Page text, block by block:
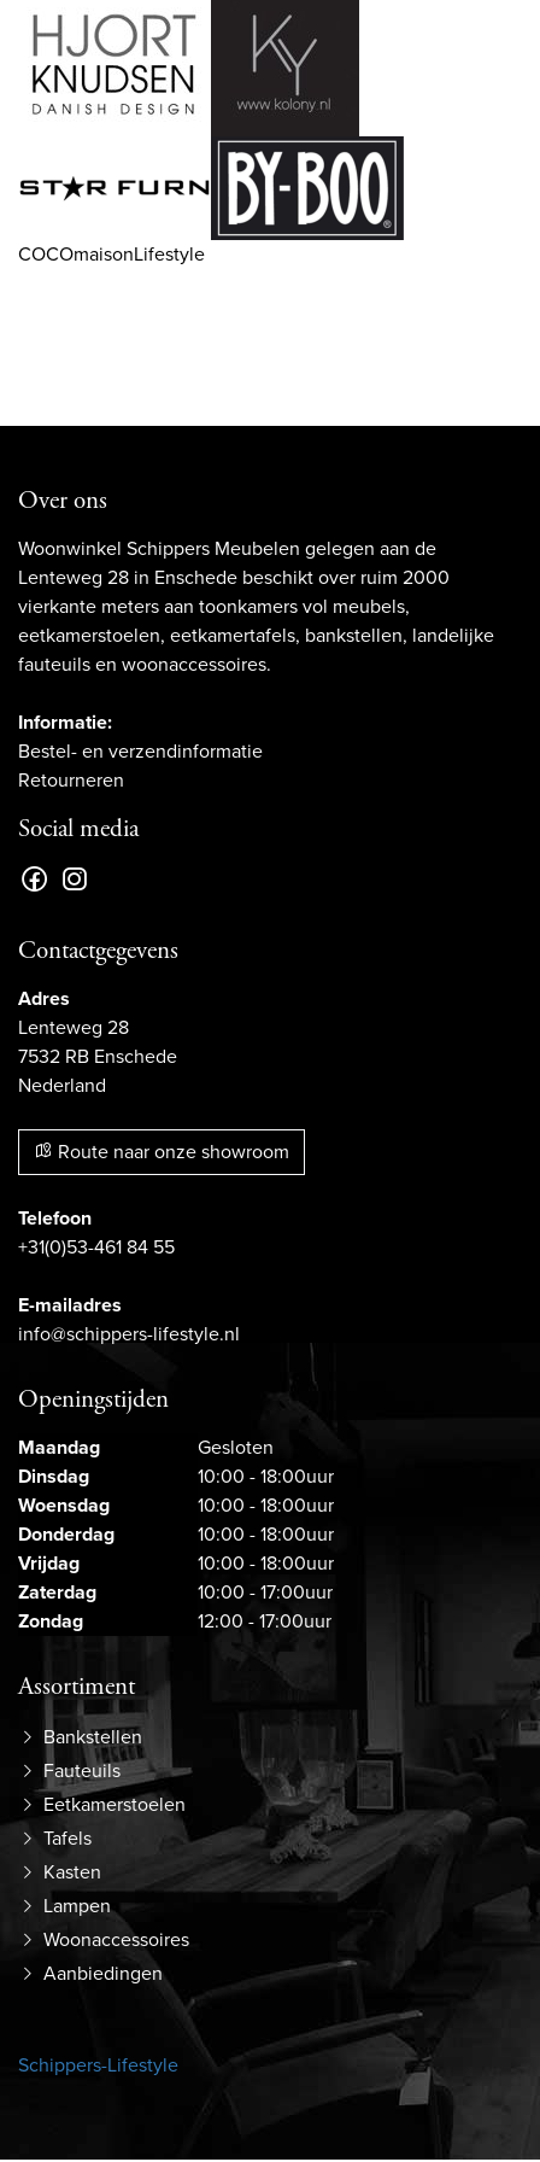
COCOmaisonLifestyle
Over ons
Woonwinkel Schippers Meubelen gelegen aan de
Lenteweg 28 in Enschede beschikt over ruim 2000
vierkante meters aan toonkamers vol meubels,
eetkamerstoelen, eetkamertafels, bankstellen, landelijke
fauteuils en woonaccessoires.
Informatie:
Bestel- en verzendinformatie
Retourneren
Social media
Contactgegevens
Adres
Lenteweg 28
7532 RB Enschede
Nederland
Route naar onze showroom
Telefoon
+31(0)53-461 84 55
E-mailadres
info@schippers-lifestyle.nl
Openingstijden
Maandag
Gesloten
Dinsdag
10:00 - 18:00uur
Woensdag
10:00 - 18:00uur
Donderdag
10:00 - 18:00uur
Vrijdag
10:00 - 18:00uur
Zaterdag
10:00 - 17:00uur
Zondag
12:00 - 17:00uur
Assortiment
Bankstellen
Fauteuils
Eetkamerstoelen
Tafels
Kasten
Lampen
Woonaccessoires
Aanbiedingen
Schippers-Lifestyle